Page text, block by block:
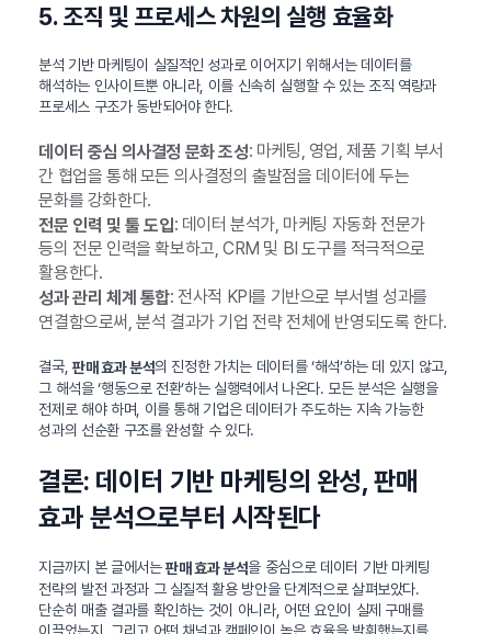
5. 조직 및 프로세스 차원의 실행 효율화
분석 기반 마케팅이 실질적인 성과로 이어지기 위해서는 데이터를
해석하는 인사이트뿐 아니라, 이를 신속히 실행할 수 있는 조직 역량과
프로세스 구조가 동반되어야 한다.
데이터 중심 의사결정 문화 조성: 마케팅, 영업, 제품 기획 부서
간 협업을 통해 모든 의사결정의 출발점을 데이터에 두는
문화를 강화한다.
전문 인력 및 툴 도입: 데이터 분석가, 마케팅 자동화 전문가
등의 전문 인력을 확보하고, CRM 및 BI 도구를 적극적으로
활용한다.
성과 관리 체계 통합: 전사적 KPI를 기반으로 부서별 성과를
연결함으로써, 분석 결과가 기업 전략 전체에 반영되도록 한다.
결국, 판매 효과 분석의 진정한 가치는 데이터를 ‘해석’하는 데 있지 않고,
그 해석을 ‘행동으로 전환’하는 실행력에서 나온다. 모든 분석은 실행을
전제로 해야 하며, 이를 통해 기업은 데이터가 주도하는 지속 가능한
성과의 선순환 구조를 완성할 수 있다.
결론: 데이터 기반 마케팅의 완성, 판매
효과 분석으로부터 시작된다
지금까지 본 글에서는판매 효과 분석을 중심으로 데이터 기반 마케팅
전략의 발전 과정과 그 실질적 활용 방안을 단계적으로 살펴보았다.
단순히 매출 결과를 확인하는 것이 아니라, 어떤 요인이 실제 구매를
이끌었는지, 그리고 어떤 채널과 캠페인이 높은 효율을 발휘했는지를